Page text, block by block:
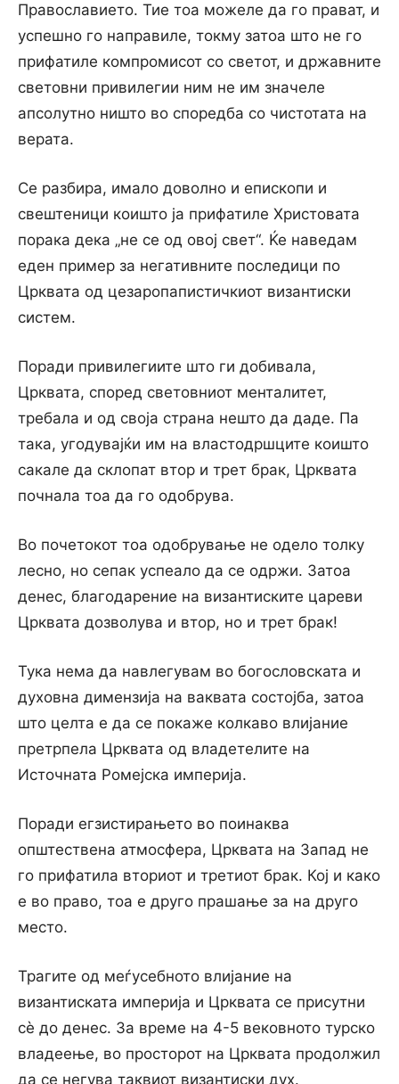
Православието. Тие тоа можеле да го прават, и
успешно го направиле, токму затоа што не го
прифатиле компромисот со светот, и државните
световни привилегии ним не им значеле
апсолутно ништо во споредба со чистотата на
верата.
Се разбира, имало доволно и епископи и
свештеници коишто ја прифатиле Христовата
порака дека „не се од овој свет“. Ќе наведам
еден пример за негативните последици по
Црквата од цезаропапистичкиот византиски
систем.
Поради привилегиите што ги добивала,
Црквата, според световниот менталитет,
требала и од своја страна нешто да даде. Па
така, угодувајќи им на властодршците коишто
сакале да склопат втор и трет брак, Црквата
почнала тоа да го одобрува.
Во почетокот тоа одобрување не одело толку
лесно, но сепак успеало да се одржи. Затоа
денес, благодарение на византиските цареви
Црквата дозволува и втор, но и трет брак!
Тука нема да навлегувам во богословската и
духовна димензија на ваквата состојба, затоа
што целта е да се покаже колкаво влијание
претрпела Црквата од владетелите на
Источната Ромејска империја.
Поради егзистирањето во поинаква
општествена атмосфера, Црквата на Запад не
го прифатила вториот и третиот брак. Кој и како
е во право, тоа е друго прашање за на друго
место.
Трагите од меѓусебното влијание на
византиската империја и Црквата се присутни
сѐ до денес. За време на 4-5 вековното турско
владеење, во просторот на Црквата продолжил
да се негува таквиот византиски дух.